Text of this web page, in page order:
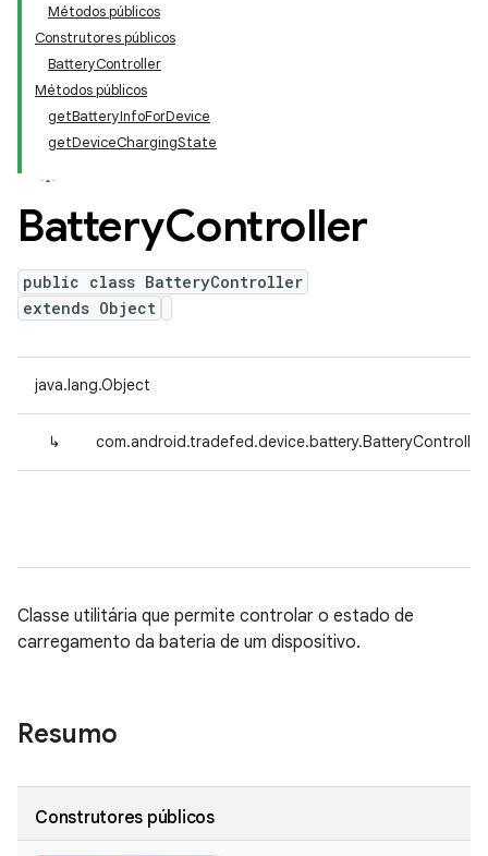
Métodos públicos
Construtores públicos
BatteryController
Métodos públicos
getBatteryInfoForDevice
getDeviceChargingState
BatteryController
public class BatteryController
extends Object
java.lang.Object
↳ com.android.tradefed.device.battery.BatteryController
Classe utilitária que permite controlar o estado de
carregamento da bateria de um dispositivo.
Resumo
Construtores públicos